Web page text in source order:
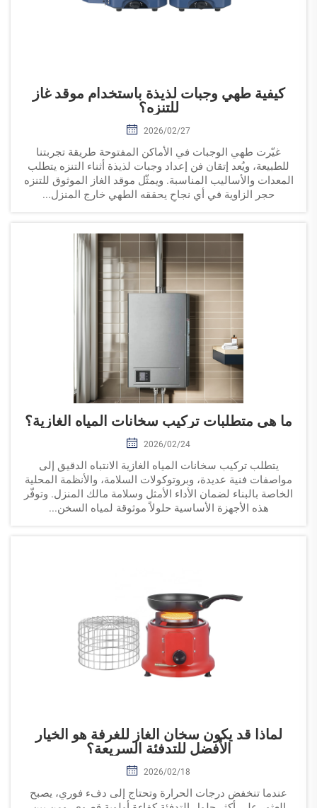
كيفية طهي وجبات لذيذة باستخدام موقد غاز
للتنزه؟
2026/02/27
غيّرت طهي الوجبات في الأماكن المفتوحة طريقة تجربتنا
للطبيعة، ويُعد إتقان فن إعداد وجبات لذيذة أثناء التنزه يتطلب
المعدات والأساليب المناسبة. ويمثّل موقد الغاز الموثوق للتنزه
حجر الزاوية في أي نجاحٍ يحققه الطهي خارج المنزل...
ما هي متطلبات تركيب سخانات المياه الغازية؟
2026/02/24
يتطلب تركيب سخانات المياه الغازية الانتباه الدقيق إلى
مواصفات فنية عديدة، وبروتوكولات السلامة، والأنظمة المحلية
الخاصة بالبناء لضمان الأداء الأمثل وسلامة مالك المنزل. وتوفّر
هذه الأجهزة الأساسية حلولاً موثوقة لمياه السخن...
لماذا قد يكون سخان الغاز للغرفة هو الخيار
الأفضل للتدفئة السريعة؟
2026/02/18
عندما تنخفض درجات الحرارة وتحتاج إلى دفء فوري، يصبح